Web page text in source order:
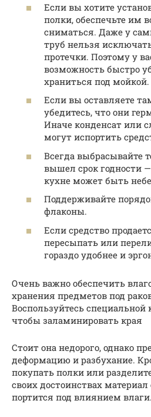
Если вы хотите
полки, обеспечьте им
сниматься. Даже у
труб нельзя
протечки. Поэтому у
возможность быстро
храниться под мойкой.
Если вы оставляете
убедитесь, что они
Иначе конденсат или
могут испортить
Всегда выбрасывайте
вышел срок годности
кухне может быть
Поддерживайте
флаконы.
Если средство
пересыпать или
гораздо удобнее и
Очень важно обеспечить
хранения предметов под
Воспользуйтесь специальной
чтобы заламинировать края
Стоит она недорого, однако
деформацию и разбухание.
покупать полки или
своих достоинствах
портится под влиянием влаги.